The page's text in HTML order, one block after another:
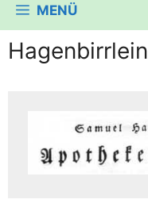
MENÜ
Hagenbirrlein